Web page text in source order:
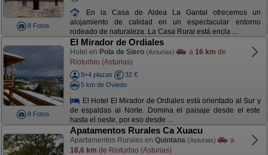
8 Fotos
En la Casa de Aldea La Gantal ofrecemos un
alojamiento de calidad en un espectacular entorno
rodeado de naturaleza. La Casa Rural está encla ...
8 Fotos
El Mirador de Ordiales
Hotel en Pola de Siero (Asturias) a 16 km de
Rioturbio (Asturias)
9+4 plazas
32 €
5 km de Oviedo
El Hotel El Mirador de Ordiales está orientado al Sur y
de espaldas al Norte. Domina el paisaje desde el este
hasta el oeste, por eso desde ...
Apatamentos Rurales Ca Xuacu
Apartamentos Rurales en Quintana (Asturias)
a
18,6 km de Rioturbio (Asturias)